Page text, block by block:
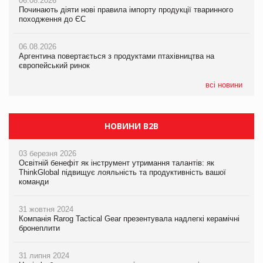
Починають діяти нові правила імпорту продукції тваринного
походження до ЄС
06.08.2026
Аргентина повертається з продуктами птахівництва на
європейський ринок
всі новини
ударів по українському бізнесу за час повномасштабної війни
Смачне поповнення дитячого меню: у VARUS з’явилися
новинки від ТМ ТОКЕРИ
Починають діяти нові правила імпорту продукції тваринного
походження до ЄС
06.08.2026
Аргентина повертається з продуктами птахівництва на
європейський ринок
НОВИНИ B2B
03 березня 2026
Освітній бенефіт як інструмент утримання талантів: як
ThinkGlobal підвищує лояльність та продуктивність вашої
команди
31 жовтня 2024
Компанія Rarog Tactical Gear презентувала надлегкі керамічні
бронеплити
31 липня 2024